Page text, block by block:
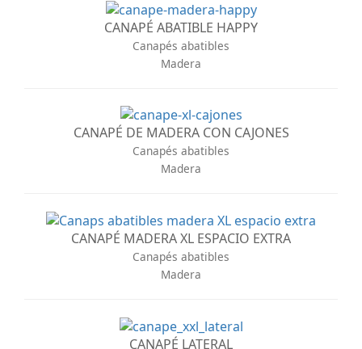
CANAPÉ ABATIBLE HAPPY
Canapés abatibles
Madera
CANAPÉ DE MADERA CON CAJONES
Canapés abatibles
Madera
CANAPÉ MADERA XL ESPACIO EXTRA
Canapés abatibles
Madera
CANAPÉ LATERAL